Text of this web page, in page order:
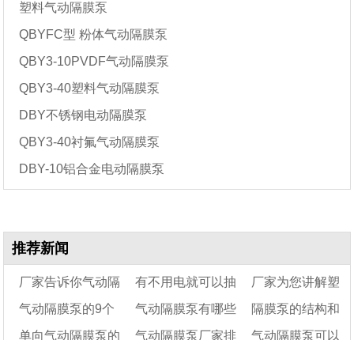
塑料气动隔膜泵
QBYFC型 粉体气动隔膜泵
QBY3-10PVDF气动隔膜泵
QBY3-40塑料气动隔膜泵
DBY不锈钢电动隔膜泵
QBY3-40衬氟气动隔膜泵
DBY-10铝合金电动隔膜泵
推荐新闻
厂家告诉你气动隔
膜泵膜片破裂怎么解
决?
有不用电就可以抽
水的泵吗
厂家为您讲解塑
料气动隔膜泵的七
大注意事项
气动隔膜泵的9个
优势（气动隔膜泵能
气动隔膜泵有哪些
型号
隔膜泵的结构和
工作原理
单向气动隔膜泵的 气动隔膜泵厂家排 气动隔膜泵可以